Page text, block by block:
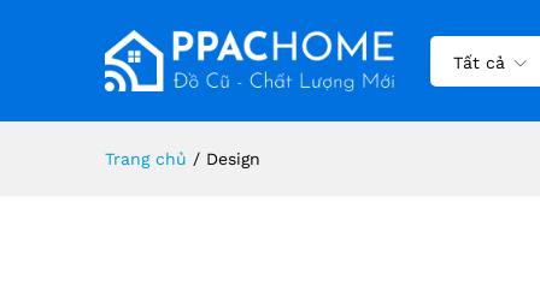
Tất cả
Trang chủ / Design